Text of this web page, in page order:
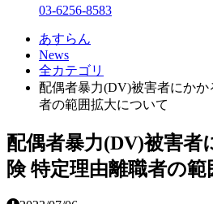
03-6256-8583
あすらん
News
全カテゴリ
配偶者暴力(DV)被害者にか
者の範囲拡大について
配偶者暴力(DV)被害者
険 特定理由離職者の